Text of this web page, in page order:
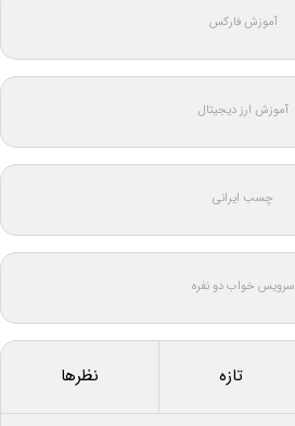
آموزش فارکس
آموزش ارز دیجیتال
چسب ایرانی
سرویس خواب دو نفره
تازه نظرها